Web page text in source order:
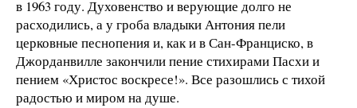
в 1963 году. Духовенство и верующие долго не
расходились, а у гроба владыки Антония пели
церковные песнопения и, как и в Сан-Франциско, в
Джорданвилле закончили пение стихирами Пасхи и
пением «Христос воскресе!». Все разошлись с тихой
радостью и миром на душе.